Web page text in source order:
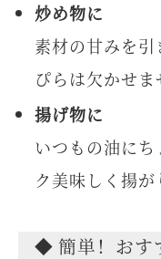
炒め物に
素材の甘みを
ぴらは欠かせま
揚げ物に
いつもの油に
ク美味しく揚が
簡単！おす